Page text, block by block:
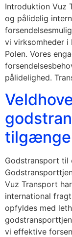
Introduktion Vuz
og pålidelig
vi virksomheder i
Polen. Vores
pålidelighed.
Godstransport til
Vuz Transport
international
opfyldes med
vi effektive